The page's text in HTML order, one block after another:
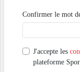
Confirmer le mot
J'accepte les
plateforme